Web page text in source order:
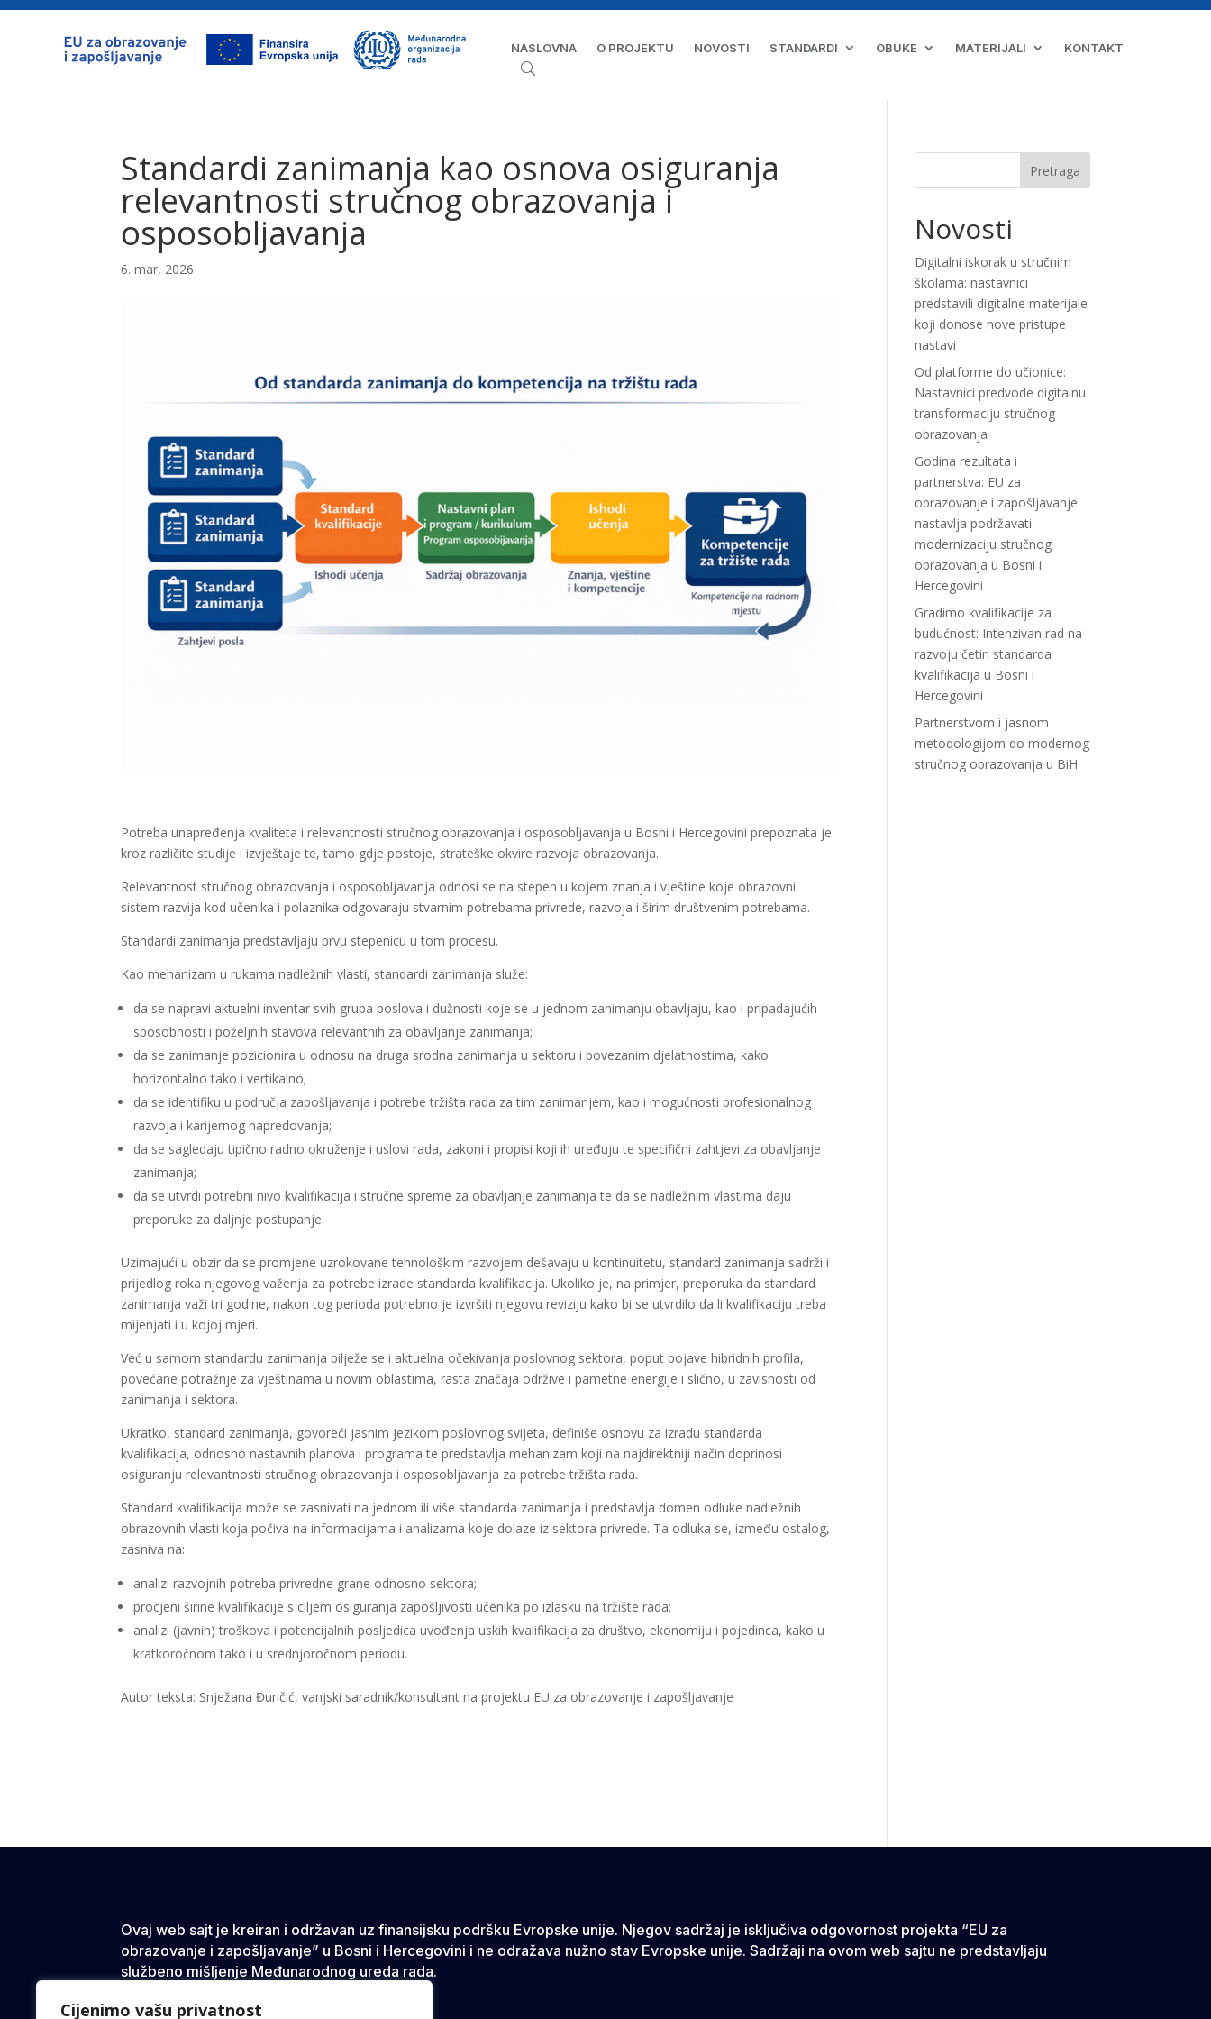
Cijenimo vašu privatnost
NASLOVNA O PROJEKTU NOVOSTI STANDARDI OBUKE MATERIJALI KONTAKT
Standardi zanimanja kao osnova osiguranja
relevantnosti stručnog obrazovanja i
osposobljavanja
6. mar, 2026
Potreba unapređenja kvaliteta i relevantnosti stručnog obrazovanja i osposobljavanja u Bosni i Hercegovini prepoznata je
kroz različite studije i izvještaje te, tamo gdje postoje, strateške okvire razvoja obrazovanja.
Relevantnost stručnog obrazovanja i osposobljavanja odnosi se na stepen u kojem znanja i vještine koje obrazovni
sistem razvija kod učenika i polaznika odgovaraju stvarnim potrebama privrede, razvoja i širim društvenim potrebama.
Standardi zanimanja predstavljaju prvu stepenicu u tom procesu.
Kao mehanizam u rukama nadležnih vlasti, standardi zanimanja služe:
da se napravi aktuelni inventar svih grupa poslova i dužnosti koje se u jednom zanimanju obavljaju, kao i pripadajućih
sposobnosti i poželjnih stavova relevantnih za obavljanje zanimanja;
da se zanimanje pozicionira u odnosu na druga srodna zanimanja u sektoru i povezanim djelatnostima, kako
horizontalno tako i vertikalno;
da se identifikuju područja zapošljavanja i potrebe tržišta rada za tim zanimanjem, kao i mogućnosti profesionalnog
razvoja i karijernog napredovanja;
da se sagledaju tipično radno okruženje i uslovi rada, zakoni i propisi koji ih uređuju te specifični zahtjevi za obavljanje
zanimanja;
da se utvrdi potrebni nivo kvalifikacija i stručne spreme za obavljanje zanimanja te da se nadležnim vlastima daju
preporuke za daljnje postupanje.
Uzimajući u obzir da se promjene uzrokovane tehnološkim razvojem dešavaju u kontinuitetu, standard zanimanja sadrži i
prijedlog roka njegovog važenja za potrebe izrade standarda kvalifikacija. Ukoliko je, na primjer, preporuka da standard
zanimanja važi tri godine, nakon tog perioda potrebno je izvršiti njegovu reviziju kako bi se utvrdilo da li kvalifikaciju treba
mijenjati i u kojoj mjeri.
Već u samom standardu zanimanja bilježe se i aktuelna očekivanja poslovnog sektora, poput pojave hibridnih profila,
povećane potražnje za vještinama u novim oblastima, rasta značaja održive i pametne energije i slično, u zavisnosti od
zanimanja i sektora.
Ukratko, standard zanimanja, govoreći jasnim jezikom poslovnog svijeta, definiše osnovu za izradu standarda
kvalifikacija, odnosno nastavnih planova i programa te predstavlja mehanizam koji na najdirektniji način doprinosi
osiguranju relevantnosti stručnog obrazovanja i osposobljavanja za potrebe tržišta rada.
Standard kvalifikacija može se zasnivati na jednom ili više standarda zanimanja i predstavlja domen odluke nadležnih
obrazovnih vlasti koja počiva na informacijama i analizama koje dolaze iz sektora privrede. Ta odluka se, između ostalog,
zasniva na:
analizi razvojnih potreba privredne grane odnosno sektora;
procjeni širine kvalifikacije s ciljem osiguranja zapošljivosti učenika po izlasku na tržište rada;
analizi (javnih) troškova i potencijalnih posljedica uvođenja uskih kvalifikacija za društvo, ekonomiju i pojedinca, kako u
kratkoročnom tako i u srednjoročnom periodu.
Autor teksta: Snježana Đuričić, vanjski saradnik/konsultant na projektu EU za obrazovanje i zapošljavanje
Pretraga
Novosti
Digitalni iskorak u stručnim
školama: nastavnici
predstavili digitalne materijale
koji donose nove pristupe
nastavi
Od platforme do učionice:
Nastavnici predvode digitalnu
transformaciju stručnog
obrazovanja
Godina rezultata i
partnerstva: EU za
obrazovanje i zapošljavanje
nastavlja podržavati
modernizaciju stručnog
obrazovanja u Bosni i
Hercegovini
Gradimo kvalifikacije za
budućnost: Intenzivan rad na
razvoju četiri standarda
kvalifikacija u Bosni i
Hercegovini
Partnerstvom i jasnom
metodologijom do modernog
stručnog obrazovanja u BiH
Ovaj web sajt je kreiran i održavan uz finansijsku podršku Evropske unije. Njegov sadržaj je isključiva odgovornost projekta “EU za
obrazovanje i zapošljavanje” u Bosni i Hercegovini i ne odražava nužno stav Evropske unije. Sadržaji na ovom web sajtu ne predstavljaju
službeno mišljenje Međunarodnog ureda rada.